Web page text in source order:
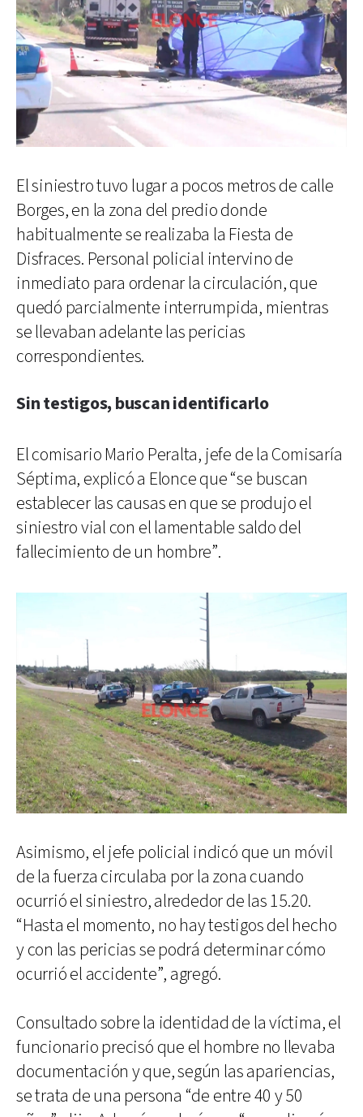
El siniestro tuvo lugar a pocos metros de calle
Borges, en la zona del predio donde
habitualmente se realizaba la Fiesta de
Disfraces. Personal policial intervino de
inmediato para ordenar la circulación, que
quedó parcialmente interrumpida, mientras
se llevaban adelante las pericias
correspondientes.
Sin testigos, buscan identificarlo
El comisario Mario Peralta, jefe de la Comisaría
Séptima, explicó a Elonce que “se buscan
establecer las causas en que se produjo el
siniestro vial con el lamentable saldo del
fallecimiento de un hombre”.
Asimismo, el jefe policial indicó que un móvil
de la fuerza circulaba por la zona cuando
ocurrió el siniestro, alrededor de las 15.20.
“Hasta el momento, no hay testigos del hecho
y con las pericias se podrá determinar cómo
ocurrió el accidente”, agregó.
Consultado sobre la identidad de la víctima, el
funcionario precisó que el hombre no llevaba
documentación y que, según las apariencias,
se trata de una persona “de entre 40 y 50